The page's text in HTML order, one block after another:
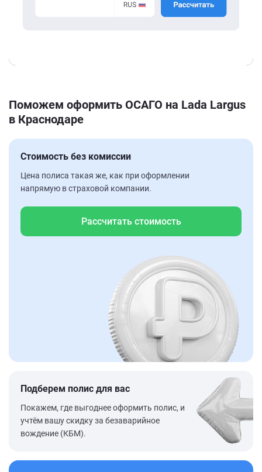
Поможем оформить ОСАГО на Lada Largus
в Краснодаре
Стоимость без комиссии
Цена полиса такая же, как при оформлении
напрямую в страховой компании.
Рассчитать стоимость
Подберем полис для вас
Покажем, где выгоднее оформить полис, и
учтём вашу скидку за безаварийное
вождение (КБМ).